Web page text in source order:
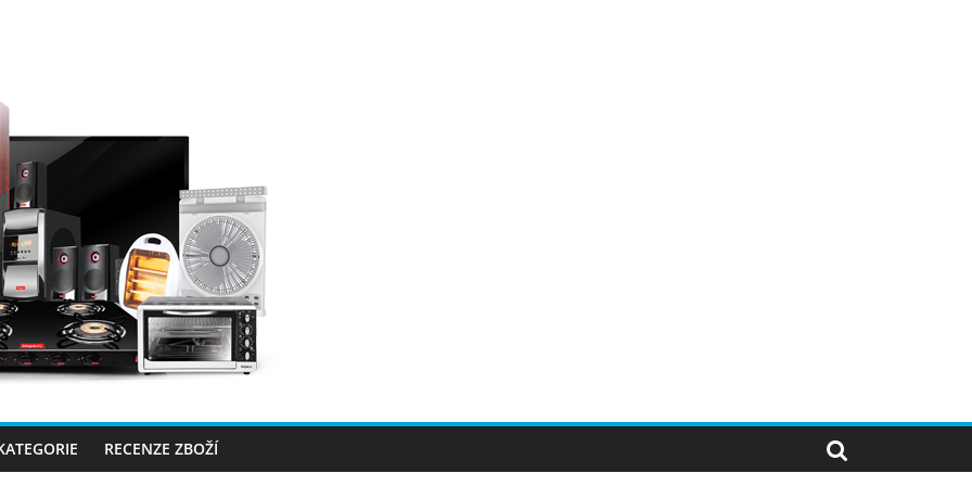
RECENZE ZBOŽÍ